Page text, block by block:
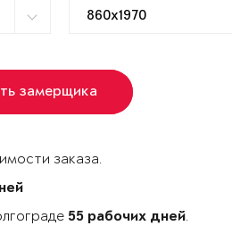
замерщика
заказа.
55 рабочих дней.